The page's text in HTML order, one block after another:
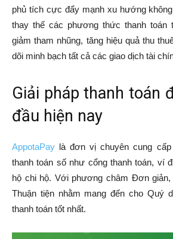
phủ tích cực đẩy mạnh xu hướng
thay thế các phương thức thanh toán
giảm tham nhũng, tăng hiệu quả thu
dõi minh bạch tất cả các giao dịch tài
Giải pháp thanh toán
đầu hiện nay
AppotaPay là đơn vị chuyên cung
thanh toán số như cổng thanh toán, ví
hộ chi hộ. Với phương châm Đơn giản,
Thuận tiện nhằm mang đến cho Quý
thanh toán tốt nhất.